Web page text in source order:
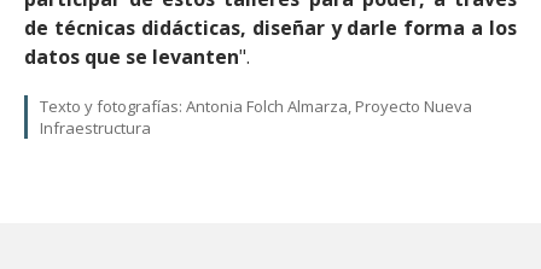
de técnicas didácticas, diseñar y darle forma a los
datos que se levanten".
Texto y fotografías: Antonia Folch Almarza, Proyecto Nueva
Infraestructura